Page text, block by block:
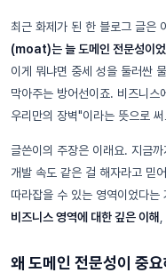
최근 화제가 된 한 블로그 글은
(moat)는 늘 도메인 전문성이
이게 뭐냐면 중세 성을 둘러싼
막아주는 방어선이죠. 비즈니
우리만의 장벽"이라는 뜻으로
글쓴이의 주장은 이래요. 지금
개발 속도 같은 걸 해자라고 믿
따라잡을 수 있는 영역이었다
비즈니스 영역에 대한 깊은 이해
왜 도메인 전문성이 중